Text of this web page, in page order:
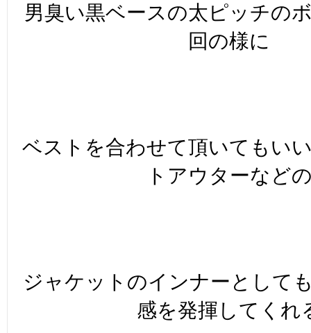
男臭い黒ベースの太ピッチの
回の様に
ベストを合わせて頂いてもい
トアウターなど
ジャケットのインナーとして
感を発揮してくれ